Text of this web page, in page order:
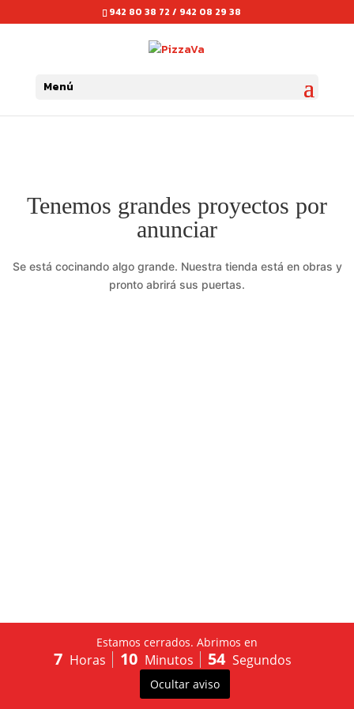
942 80 38 72 / 942 08 29 38
Menú
Tenemos grandes proyectos por
anunciar
Se está cocinando algo grande. Nuestra tienda está en obras y
pronto abrirá sus puertas.
Diseñado por
La agencia de marketing y diseño web
Purple Dreams
Estamos cerrados. Abrimos en
7 Horas 10 Minutos 54 Segundos
Ocultar aviso